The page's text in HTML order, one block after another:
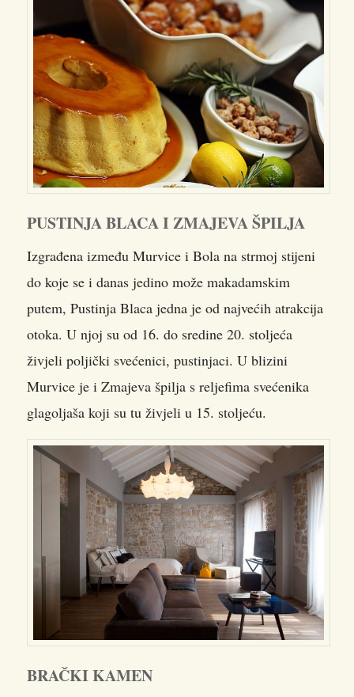
PUSTINJA BLACA I ZMAJEVA ŠPILJA
Izgrađena između Murvice i Bola na strmoj stijeni
do koje se i danas jedino može makadamskim
putem, Pustinja Blaca jedna je od najvećih atrakcija
otoka. U njoj su od 16. do sredine 20. stoljeća
živjeli poljički svećenici, pustinjaci. U blizini
Murvice je i Zmajeva špilja s reljefima svećenika
glagoljaša koji su tu živjeli u 15. stoljeću.
BRAČKI KAMEN